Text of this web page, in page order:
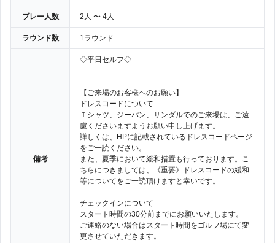
プレー人数 2人 〜 4人
ラウンド数 1ラウンド
備考
◇平日セルフ◇
【ご来場のお客様へのお願い】
ドレスコードについて
Ｔシャツ、ジーパン、サンダルでのご来場は、ご遠
慮くださいますようお願い申し上げます。
詳しくは、HPに記載されているドレスコードページ
をご一読ください。
また、夏季において緩和措置も行っております。こ
ちらにつきましては、《重要》ドレスコードの緩和
等についてをご一読頂けますと幸いです。
チェックインについて
スタート時間の30分前までにお願いいたします。
ご連絡のない場合はスタート時間をゴルフ場にて変
更させていただきます。